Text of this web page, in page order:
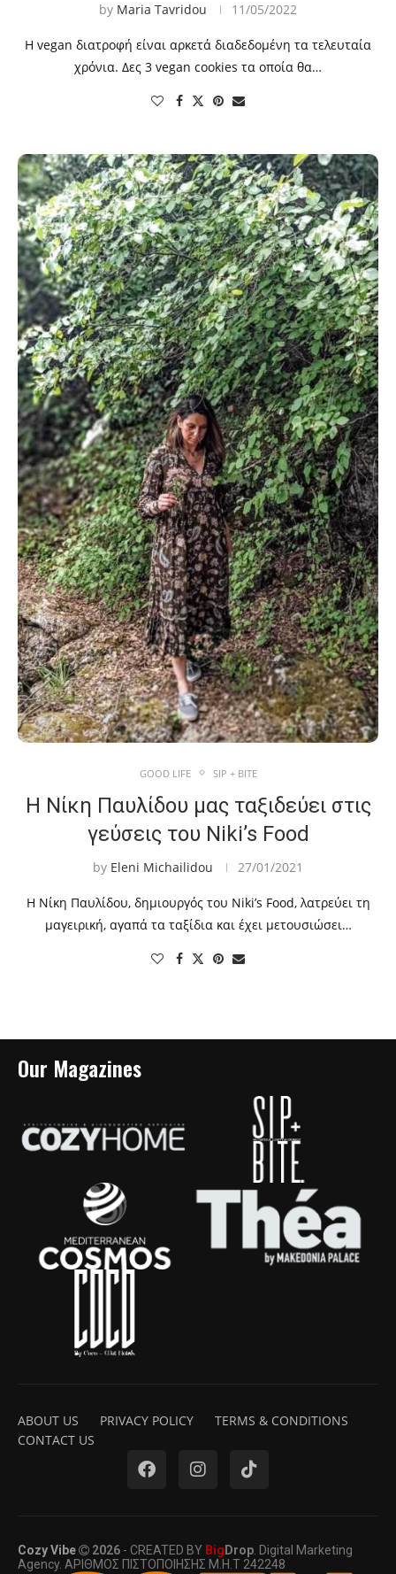
by Maria Tavridou 11/05/2022
Η vegan διατροφή είναι αρκετά διαδεδομένη τα τελευταία
χρόνια. Δες 3 vegan cookies τα οποία θα…
GOOD LIFE SIP + BITE
Η Νίκη Παυλίδου μας ταξιδεύει στις
γεύσεις του Niki’s Food
by Eleni Michailidou 27/01/2021
Η Νίκη Παυλίδου, δημιουργός του Niki’s Food, λατρεύει τη
μαγειρική, αγαπά τα ταξίδια και έχει μετουσιώσει…
Our Magazines
ABOUT US PRIVACY POLICY
TERMS & CONDITIONS
CONTACT US
Cozy Vibe 2026 - CREATED BY Big Drop . Digital Marketing
Agency. ΑΡΙΘΜΟΣ ΠΙΣΤΟΠΟΙΗΣΗΣ Μ.Η.Τ 242248